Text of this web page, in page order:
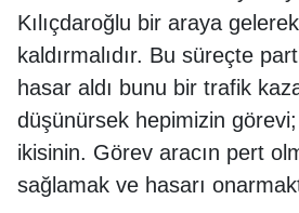
Kılıçdaroğlu bir araya gelerek
kaldırmalıdır. Bu süreçte
hasar aldı bunu bir trafik
düşünürsek hepimizin
ikisinin. Görev aracın pert
sağlamak ve hasarı